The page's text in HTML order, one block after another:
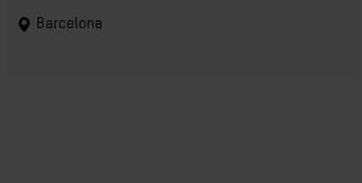
Barcelona